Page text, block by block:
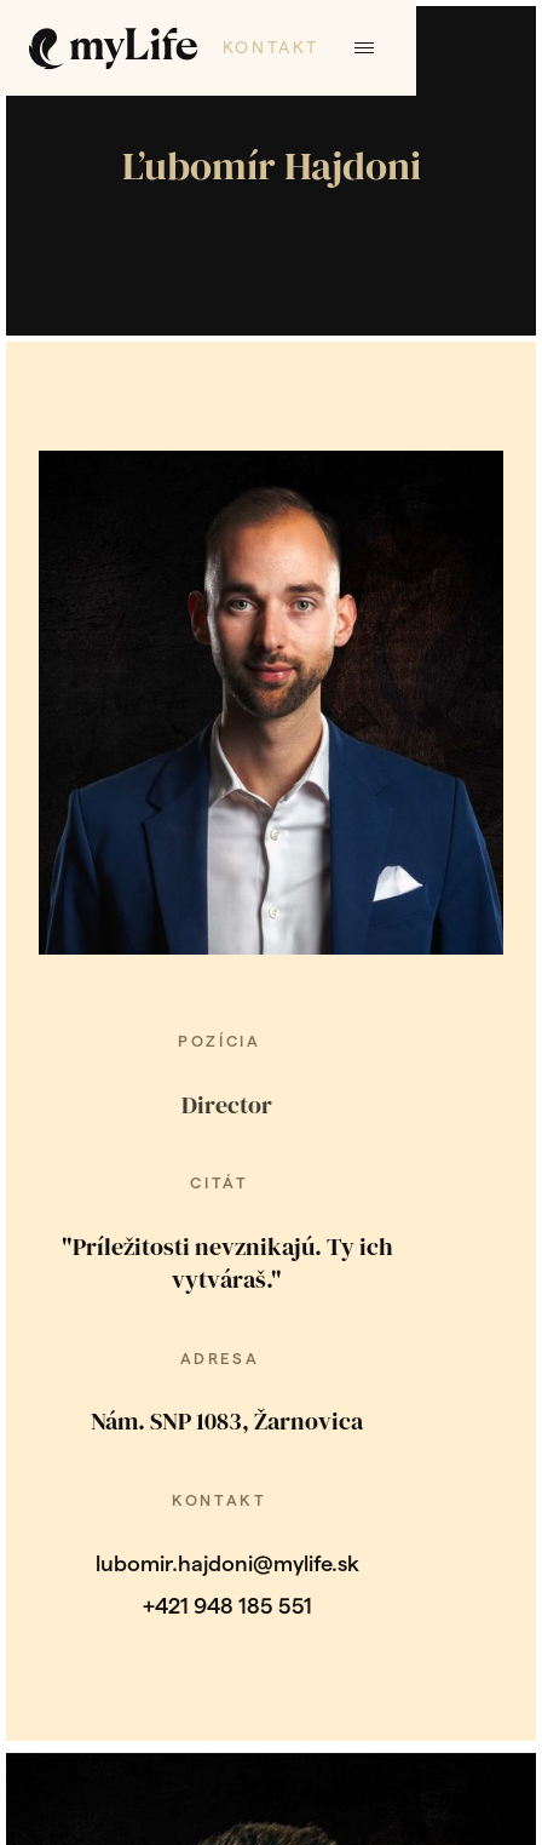
KONTAKT
Ľubomír Hajdoni
POZÍCIA
Director
CITÁT
"Príležitosti nevznikajú. Ty ich
vytváraš."
ADRESA
Nám. SNP 1083, Žarnovica
KONTAKT
lubomir.hajdoni@mylife.sk
+421 948 185 551